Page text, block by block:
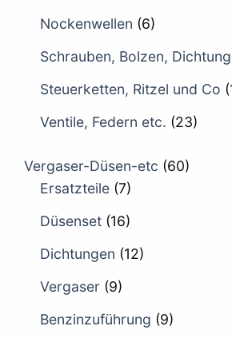
Nockenwellen (6)
Schrauben, Bolzen,
Steuerketten, Ritzel und Co
Ventile, Federn etc. (23)
Vergaser-Düsen-etc (60)
Ersatzteile (7)
Düsenset (16)
Dichtungen (12)
Vergaser (9)
Benzinzuführung (9)